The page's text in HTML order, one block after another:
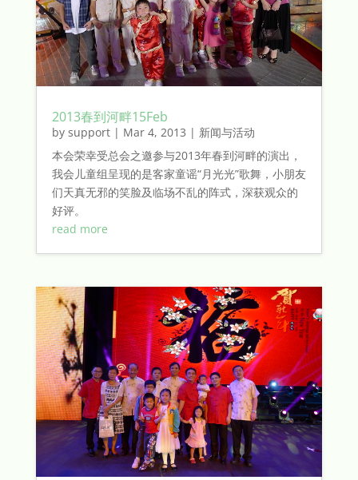
2013春到河畔15Feb
by support| Mar 4, 2013 | 新闻与活动
本会荣幸受总会之邀参与2013年春到河畔的演出，
我会儿童组呈现的是客家童谣“月光光”歌舞，小朋友
们天真无邪的笑脸及临场不乱的阵式，深获观众的
好评。
read more